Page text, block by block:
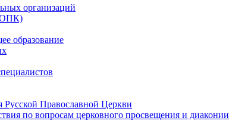
организаций
образование
Русской Православной Церкви
по вопросам церковного просвещения и диаконии